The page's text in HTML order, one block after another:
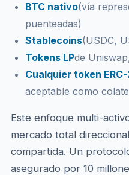
BTC nativo(vía
puenteadas)
Stablecoins(USDC,
Tokens LPde
Cualquier token
aceptable como
Este enfoque multi-
mercado total
compartida. Un
asegurado por 10